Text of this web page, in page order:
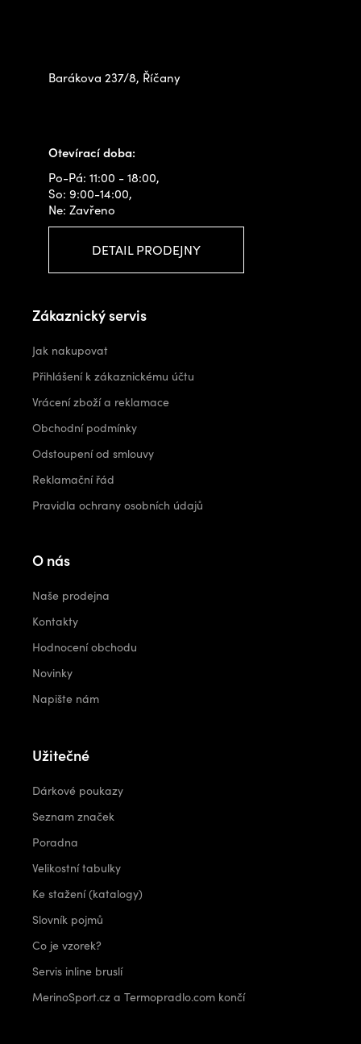
Barákova 237/8, Říčany
Otevírací doba:
Po-Pá: 11:00 - 18:00,
So: 9:00-14:00,
Ne: Zavřeno
DETAIL PRODEJNY
Zákaznický servis
Jak nakupovat
Přihlášení k zákaznickému účtu
Vrácení zboží a reklamace
Obchodní podmínky
Odstoupení od smlouvy
Reklamační řád
Pravidla ochrany osobních údajů
O nás
Naše prodejna
Kontakty
Hodnocení obchodu
Novinky
Napište nám
Užitečné
Dárkové poukazy
Seznam značek
Poradna
Velikostní tabulky
Ke stažení (katalogy)
Slovník pojmů
Co je vzorek?
Servis inline bruslí
MerinoSport.cz a Termopradlo.com končí